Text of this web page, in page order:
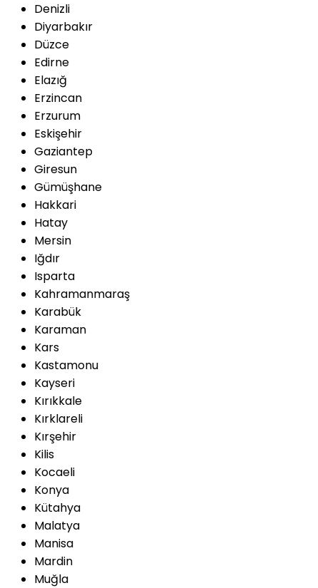
Denizli
Diyarbakır
Düzce
Edirne
Elazığ
Erzincan
Erzurum
Eskişehir
Gaziantep
Giresun
Gümüşhane
Hakkari
Hatay
Mersin
Iğdır
Isparta
Kahramanmaraş
Karabük
Karaman
Kars
Kastamonu
Kayseri
Kırıkkale
Kırklareli
Kırşehir
Kilis
Kocaeli
Konya
Kütahya
Malatya
Manisa
Mardin
Muğla